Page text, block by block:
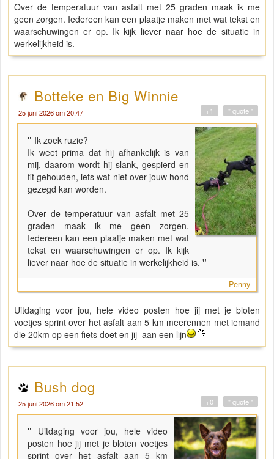
Over de temperatuur van asfalt met 25 graden maak ik me
geen zorgen. Iedereen kan een plaatje maken met wat tekst en
waarschuwingen er op. Ik kijk liever naar hoe de situatie in
werkelijkheid is.
Botteke en Big Winnie
25 juni 2026 om 20:47 " quote "
+1
" Ik zoek ruzie?
Ik weet prima dat hij afhankelijk is van
mij, daarom wordt hij slank, gespierd en
fit gehouden, iets wat niet over jouw hond
gezegd kan worden.
Over de temperatuur van asfalt met 25
graden maak ik me geen zorgen.
Iedereen kan een plaatje maken met wat
tekst en waarschuwingen er op. Ik kijk
liever naar hoe de situatie in werkelijkheid is. "
Penny
Uitdaging voor jou, hele video posten hoe jij met je bloten
voetjes sprint over het asfalt aan 5 km meerennen met iemand
die 20km op een fiets doet en jij aan een lijn
Bush dog
25 juni 2026 om 21:52 " quote "
+0
" Uitdaging voor jou, hele video
posten hoe jij met je bloten voetjes
sprint over het asfalt aan 5 km